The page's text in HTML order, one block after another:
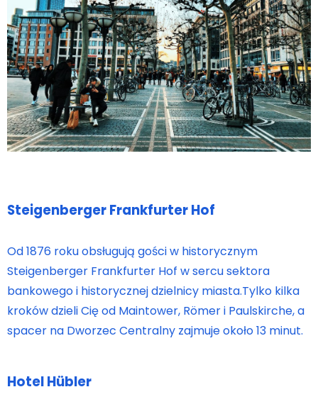
Steigenberger Frankfurter Hof
Od 1876 roku obsługują gości w historycznym
Steigenberger Frankfurter Hof w sercu sektora
bankowego i historycznej dzielnicy miasta.Tylko kilka
kroków dzieli Cię od Maintower, Römer i Paulskirche, a
spacer na Dworzec Centralny zajmuje około 13 minut.
Hotel Hübler